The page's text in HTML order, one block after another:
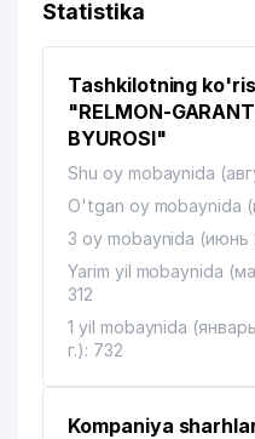
Statistika
Tashkilotning
"RELMON-
BYUROSI"
Shu oy mobaynida
O'tgan oy mobaynida
3 oy mobaynida (июнь
Yarim yil mobaynida
312
1 yil mobaynida
г.): 732
Kompaniya